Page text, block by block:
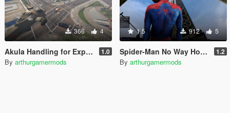
366 4
Akula Handling for Explosives/Missiles 1.0
By arthurgamermods
1.5 912 5
Spider-Man No Way Home Loading Screen 1.2
By arthurgamermods